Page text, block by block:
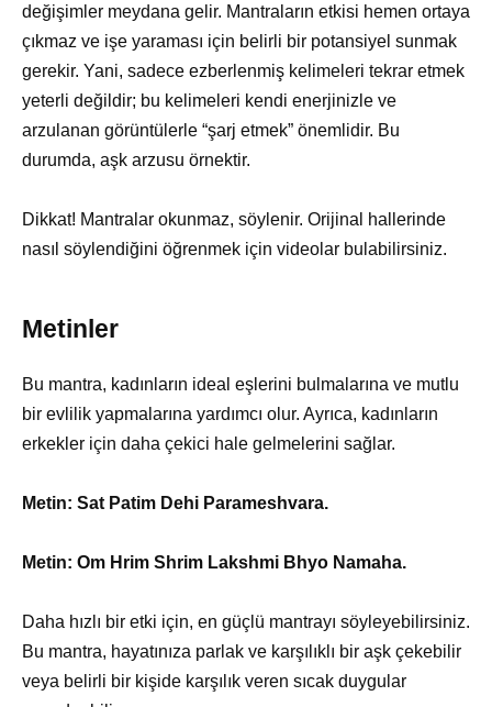
değişimler meydana gelir. Mantraların etkisi hemen ortaya
çıkmaz ve işe yaraması için belirli bir potansiyel sunmak
gerekir. Yani, sadece ezberlenmiş kelimeleri tekrar etmek
yeterli değildir; bu kelimeleri kendi enerjinizle ve
arzulanan görüntülerle “şarj etmek” önemlidir. Bu
durumda, aşk arzusu örnektir.
Dikkat! Mantralar okunmaz, söylenir. Orijinal hallerinde
nasıl söylendiğini öğrenmek için videolar bulabilirsiniz.
Metinler
Bu mantra, kadınların ideal eşlerini bulmalarına ve mutlu
bir evlilik yapmalarına yardımcı olur. Ayrıca, kadınların
erkekler için daha çekici hale gelmelerini sağlar.
Metin: Sat Patim Dehi Parameshvara.
Metin: Om Hrim Shrim Lakshmi Bhyo Namaha.
Daha hızlı bir etki için, en güçlü mantrayı söyleyebilirsiniz.
Bu mantra, hayatınıza parlak ve karşılıklı bir aşk çekebilir
veya belirli bir kişide karşılık veren sıcak duygular